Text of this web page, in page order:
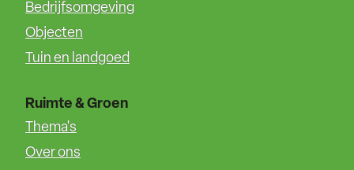
Bedrijfsomgeving
Objecten
Tuin en landgoed
Ruimte & Groen
Thema's
Over ons